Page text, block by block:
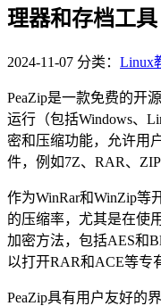
理器和存档工具
2024-11-07 分类： Linux
PeaZip是一款免费的开
运行（包括Windows、
密和压缩功能，允许用
件，例如7Z、RAR、ZIP
作为WinRar和WinZip等
的压缩率，尤其是在使
加密方法，包括AES和
以打开RAR和ACE等专
PeaZip具有用户友好的